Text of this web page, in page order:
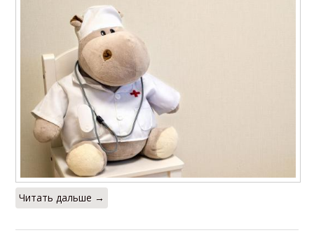
Читать дальше →